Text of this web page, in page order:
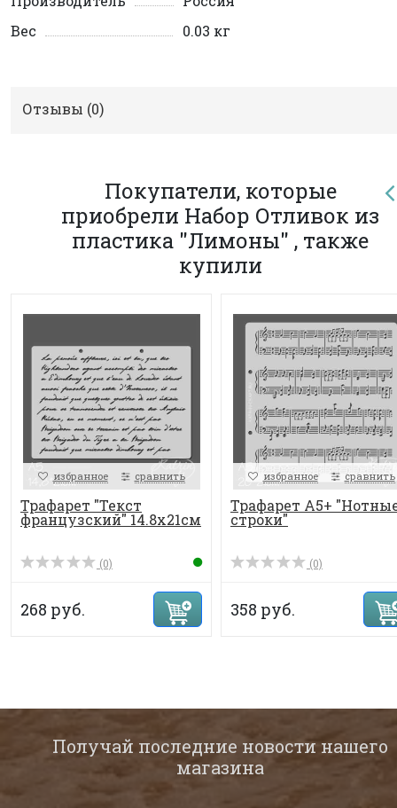
Вес
0.03 кг
Отзывы (0)
Покупатели, которые
приобрели Набор Отливок из
пластика "Лимоны" , также
купили
избранное сравнить
Трафарет "Текст
французский" 14.8х21см
(0)
268 руб.
избранное сравнить
Трафарет А5+
строки"
(0)
358 руб.
Получай последние новости нашего
магазина